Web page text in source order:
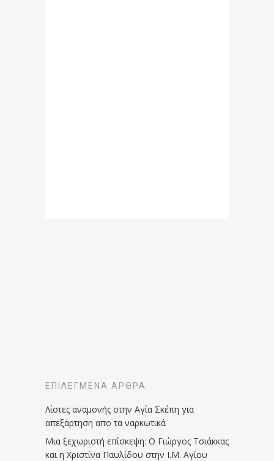
ΕΠΙΛΕΓΜΈΝΑ ΆΡΘΡΑ
Λίστες αναμονής στην Αγία Σκέπη για
απεξάρτηση απο τα ναρκωτικά
Μια ξεχωριστή επίσκεψη: Ο Γιώργος Τσιάκκας
και η Χριστίνα Παυλίδου στην Ι.Μ. Αγίου